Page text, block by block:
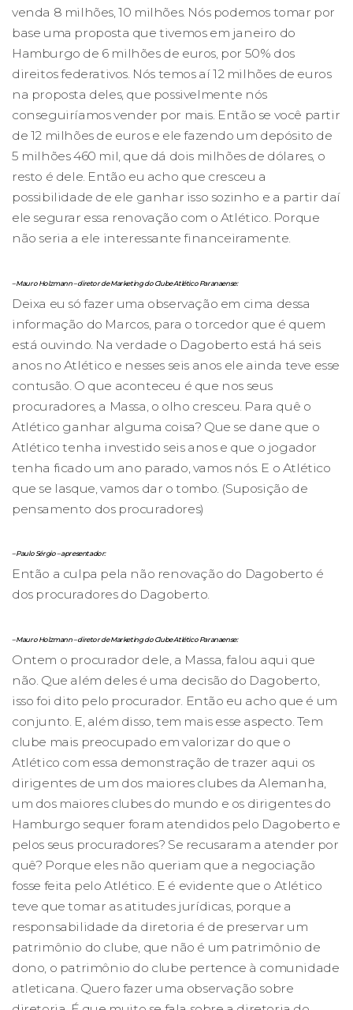
venda 8 milhões, 10 milhões. Nós podemos tomar por
base uma proposta que tivemos em janeiro do
Hamburgo de 6 milhões de euros, por 50% dos
direitos federativos. Nós temos aí 12 milhões de euros
na proposta deles, que possivelmente nós
conseguiríamos vender por mais. Então se você partir
de 12 milhões de euros e ele fazendo um depósito de
5 milhões 460 mil, que dá dois milhões de dólares, o
resto é dele. Então eu acho que cresceu a
possibilidade de ele ganhar isso sozinho e a partir daí
ele segurar essa renovação com o Atlético. Porque
não seria a ele interessante financeiramente.
– Mauro Holzmann – diretor de Marketing do Clube Atlético Paranaense:
Deixa eu só fazer uma observação em cima dessa
informação do Marcos, para o torcedor que é quem
está ouvindo. Na verdade o Dagoberto está há seis
anos no Atlético e nesses seis anos ele ainda teve esse
contusão. O que aconteceu é que nos seus
procuradores, a Massa, o olho cresceu. Para quê o
Atlético ganhar alguma coisa? Que se dane que o
Atlético tenha investido seis anos e que o jogador
tenha ficado um ano parado, vamos nós. E o Atlético
que se lasque, vamos dar o tombo. (Suposição de
pensamento dos procuradores)
– Paulo Sérgio – apresentador:
Então a culpa pela não renovação do Dagoberto é
dos procuradores do Dagoberto.
– Mauro Holzmann – diretor de Marketing do Clube Atlético Paranaense:
Ontem o procurador dele, a Massa, falou aqui que
não. Que além deles é uma decisão do Dagoberto,
isso foi dito pelo procurador. Então eu acho que é um
conjunto. E, além disso, tem mais esse aspecto. Tem
clube mais preocupado em valorizar do que o
Atlético com essa demonstração de trazer aqui os
dirigentes de um dos maiores clubes da Alemanha,
um dos maiores clubes do mundo e os dirigentes do
Hamburgo sequer foram atendidos pelo Dagoberto e
pelos seus procuradores? Se recusaram a atender por
quê? Porque eles não queriam que a negociação
fosse feita pelo Atlético. E é evidente que o Atlético
teve que tomar as atitudes jurídicas, porque a
responsabilidade da diretoria é de preservar um
patrimônio do clube, que não é um patrimônio de
dono, o patrimônio do clube pertence à comunidade
atleticana. Quero fazer uma observação sobre